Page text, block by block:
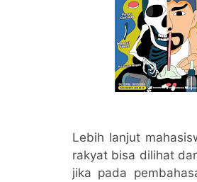
Lebih lanjut
rakyat bisa dilihat
jika pada